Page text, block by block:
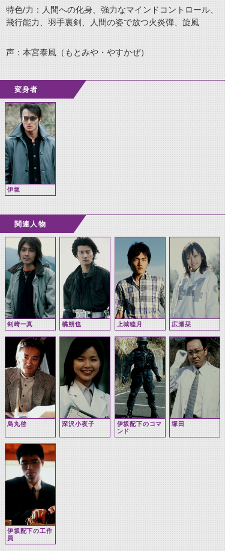
特色/力：人間への化身、強力なマインドコントロール、
飛行能力、羽手裏剣、人間の姿で放つ火炎弾、旋風
声：本宮泰風（もとみや・やすかぜ）
変身者
伊坂
関連人物
剣崎一真 橘朔也 上城睦月 広瀬栞
烏丸啓 深沢小夜子
伊坂配下のコマ
ンド
塚田
伊坂配下の工作
員